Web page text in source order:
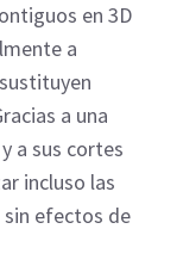
en 3D
a
a una
a sus cortes
incluso las
sin efectos de